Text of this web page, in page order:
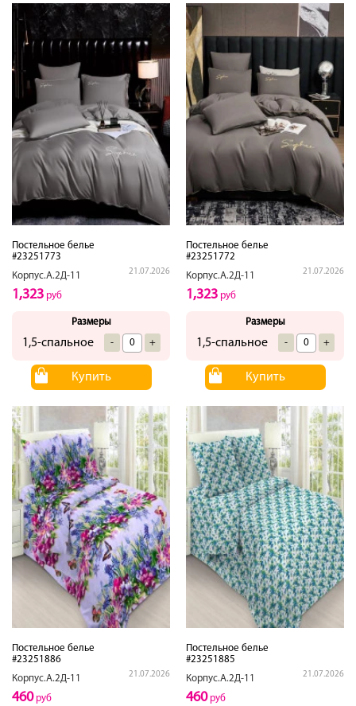
Постельное белье
#23251773
Корпус.А.2Д-11
21.07.2026
1,323 руб
Размеры
1,5-спальное - +
Купить
Постельное белье
#23251772
Корпус.А.2Д-11
21.07.2026
1,323 руб
Размеры
1,5-спальное - +
Купить
Постельное белье
#23251886
Корпус.А.2Д-11
21.07.2026
460руб
Постельное белье
#23251885
Корпус.А.2Д-11
21.07.2026
460руб